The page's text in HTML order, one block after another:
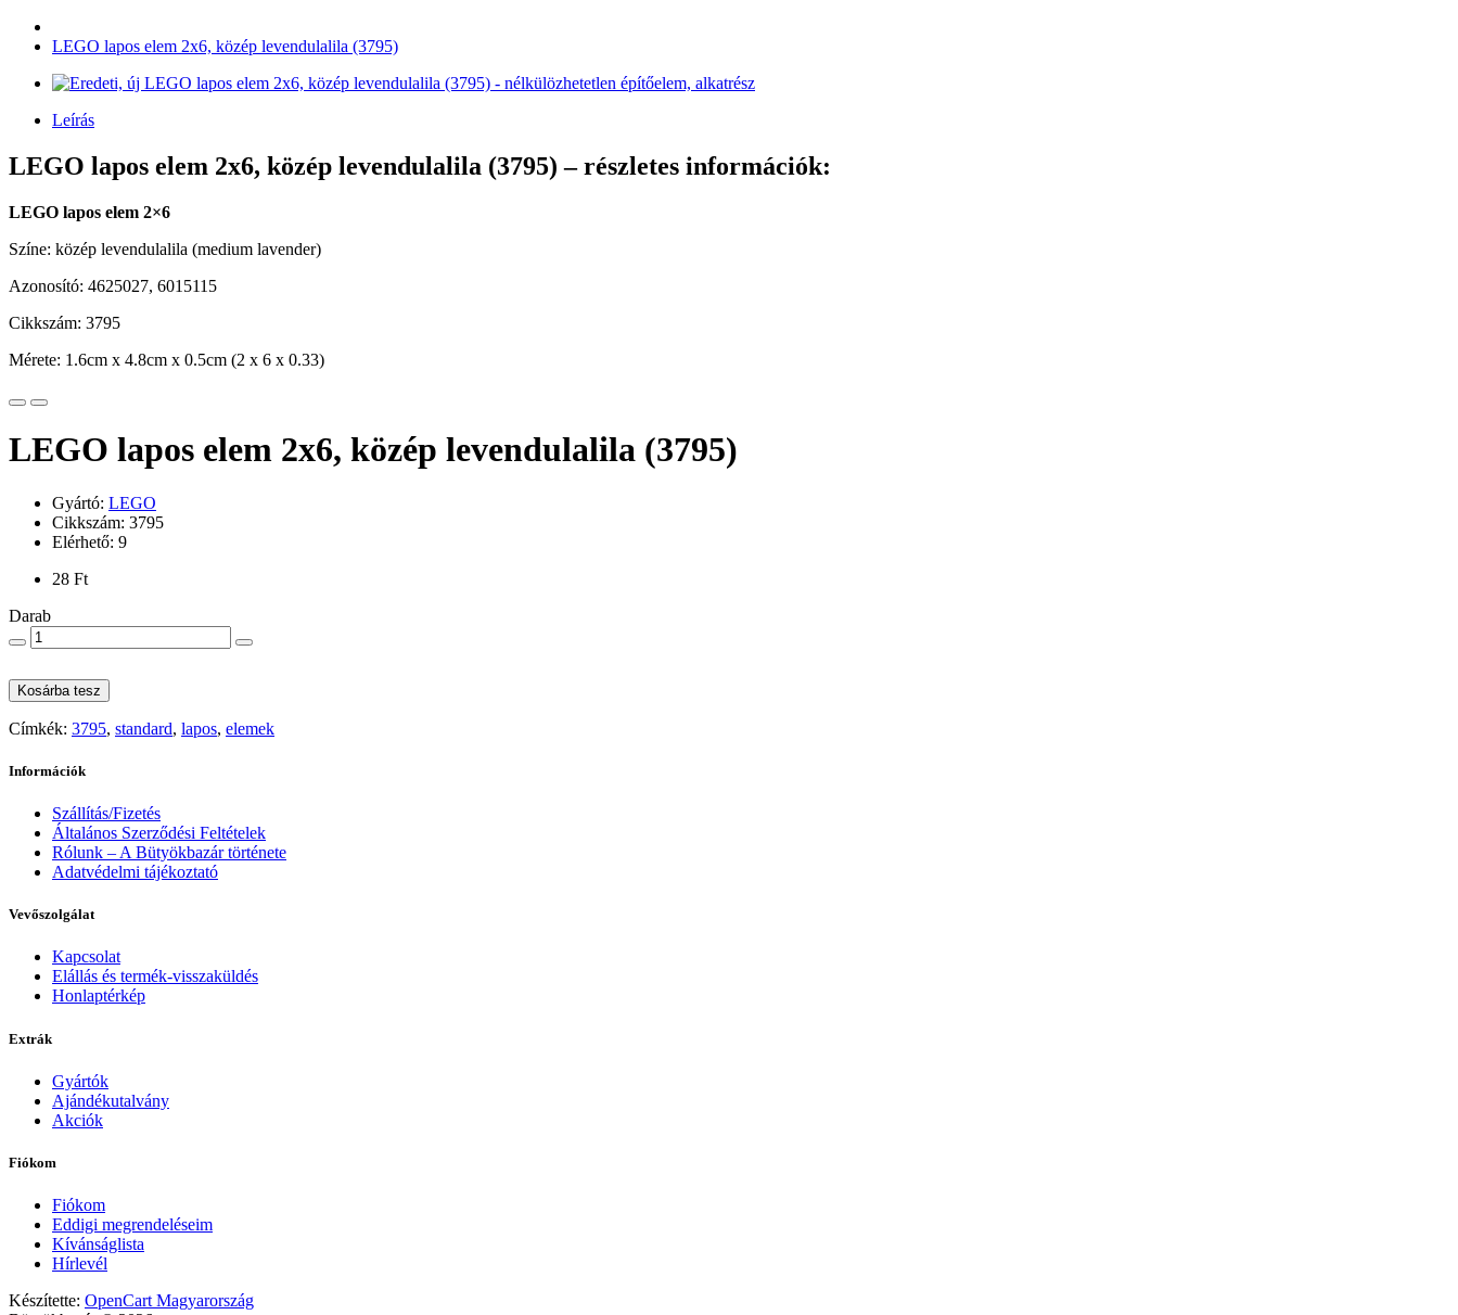
LEGO lapos elem 2x6, közép levendulalila (3795)
Leírás
LEGO lapos elem 2x6, közép levendulalila (3795) – részletes információk:
LEGO lapos elem 2×6
Színe: közép levendulalila (medium lavender)
Azonosító: 4625027, 6015115
Cikkszám: 3795
Mérete: 1.6cm x 4.8cm x 0.5cm (2 x 6 x 0.33)
LEGO lapos elem 2x6, közép levendulalila (3795)
Gyártó: LEGO
Cikkszám: 3795
Elérhető: 9
28 Ft
Darab
Kosárba tesz
Címkék: 3795, standard, lapos, elemek
Információk
Szállítás/Fizetés
Általános Szerződési Feltételek
Rólunk – A Bütyökbazár története
Adatvédelmi tájékoztató
Vevőszolgálat
Kapcsolat
Elállás és termék-visszaküldés
Honlaptérkép
Extrák
Gyártók
Ajándékutalvány
Akciók
Fiókom
Fiókom
Eddigi megrendeléseim
Kívánságlista
Hírlevél
Készítette: OpenCart Magyarország